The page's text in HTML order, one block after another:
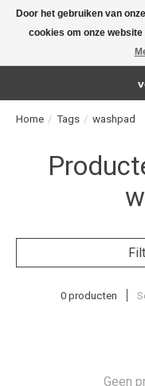
For the real detailing products!
Home / Tags / washpad
0 producten
Geen
Door het gebruiken van
cookies om onze
← Keer terug naar de
Eventueel geplaatste